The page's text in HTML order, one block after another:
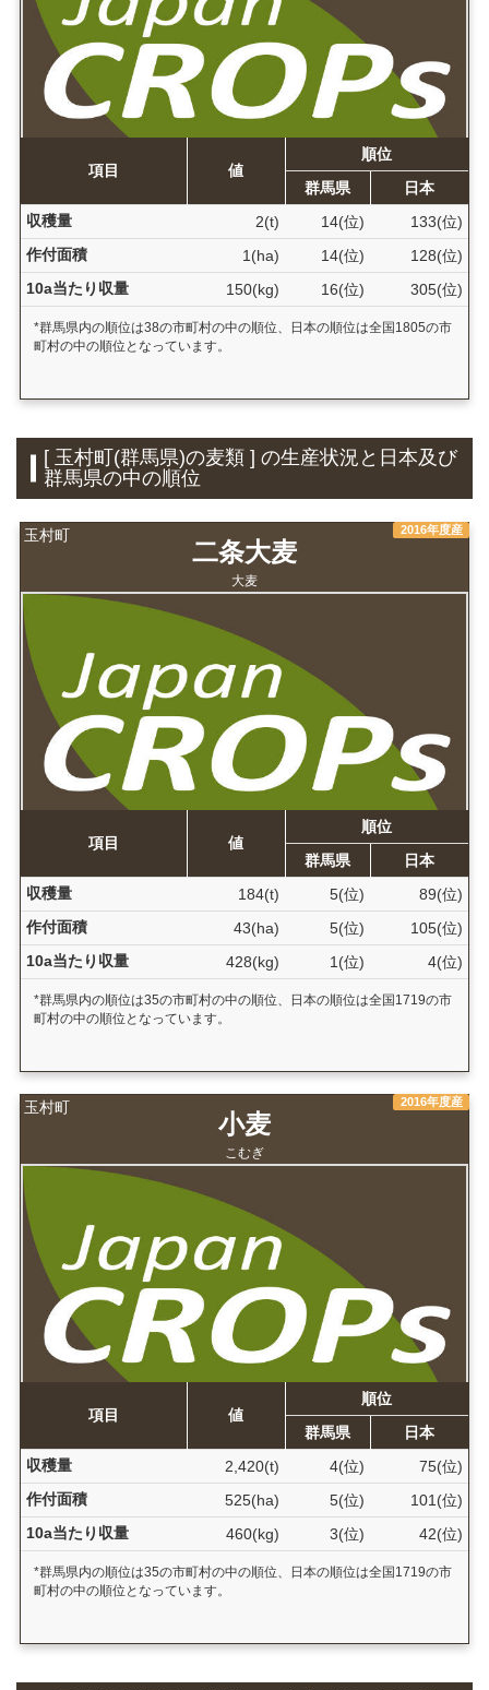
項目 値
順位
群馬県
日本
収穫量
2(t) 14(位)
133(位)
作付面積
1(ha) 14(位)
128(位)
10a当たり収量
150(kg) 16(位) 305(位)
*群馬県内の順位は38の市町村の中の順位、日本の順位は全国1805の市
町村の中の順位となっています。
[ 玉村町(群馬県)の麦類 ] の生産状況と日本及び
群馬県の中の順位
玉村町 2016年度産
二条大麦
大麦
項目 値
順位
群馬県
日本
収穫量
184(t) 5(位)
89(位)
作付面積
43(ha) 5(位)
105(位)
10a当たり収量
428(kg) 1(位) 4(位)
*群馬県内の順位は35の市町村の中の順位、日本の順位は全国1719の市
町村の中の順位となっています。
玉村町 2016年度産
小麦
こむぎ
項目 値
順位
群馬県
日本
収穫量
2,420(t) 4(位)
75(位)
作付面積
525(ha) 5(位)
101(位)
10a当たり収量
460(kg) 3(位) 42(位)
*群馬県内の順位は35の市町村の中の順位、日本の順位は全国1719の市
町村の中の順位となっています。